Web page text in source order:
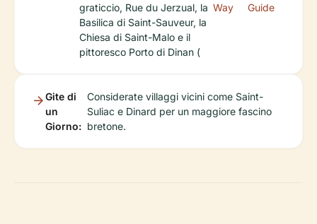
graticcio, Rue du Jerzual, la
Basilica di Saint-Sauveur, la
Chiesa di Saint-Malo e il
pittoresco Porto di Dinan (
Way
Guide
Gite di
un
Giorno:
Considerate villaggi vicini come Saint-
Suliac e Dinard per un maggiore fascino
bretone.